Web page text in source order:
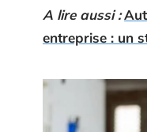
A lire aussi :
entreprise : un